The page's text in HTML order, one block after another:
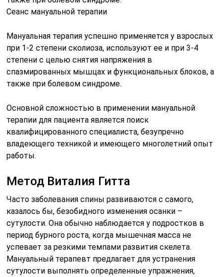
работы.
Метод Виталия Гитта
Часто заболевания спины развиваются с самого,
казалось бы, безобидного изменения осанки –
сутулости. Она обычно наблюдается у подростков в
период бурного роста, когда мышечная масса не
Мануальный терапевт предлагает для устранения
сутулости выполнять определенные упражнения,
направленные на растяжение мест сочленения
ключиц с лопатками и грудиной.